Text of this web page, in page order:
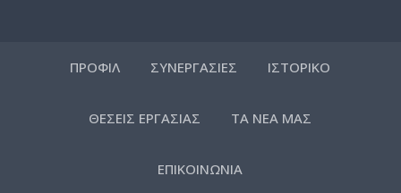
ΠΡΟΦΙΛ ΣΥΝΕΡΓΑΣΙΕΣ ΙΣΤΟΡΙΚΟ
ΘΕΣΕΙΣ ΕΡΓΑΣΙΑΣ ΤΑ ΝΕΑ ΜΑΣ
ΕΠΙΚΟΙΝΩΝΙΑ